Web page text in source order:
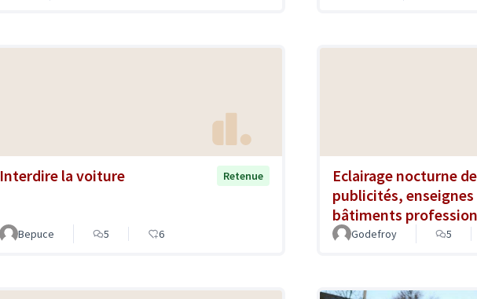
Interdire la voiture Retenue
Bepuce 5 6
Eclairage nocturne
publicités,
bâtiments
Godefroy 5